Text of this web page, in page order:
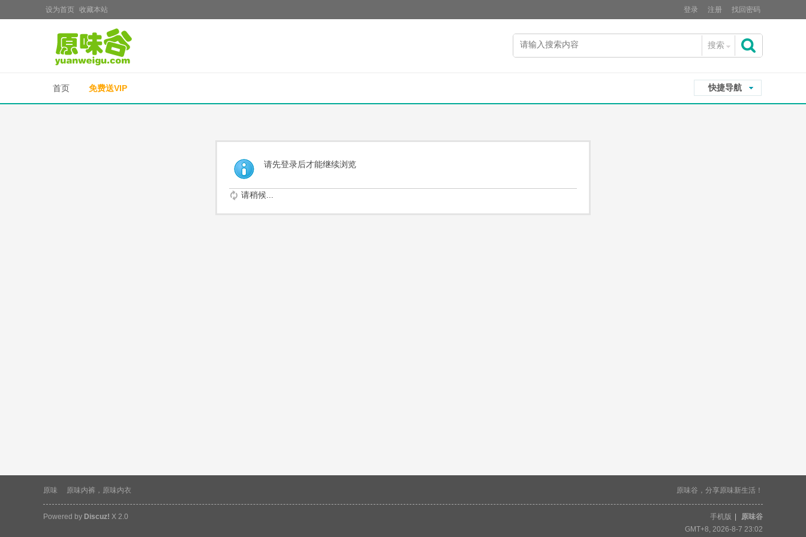
设为首页 收藏本站 登录 注册 找回密码
搜索
快捷导航
首页 免费送VIP
请先登录后才能继续浏览
请稍候...
原味 原味内裤，原味内衣 原味谷，分享原味新生活！
手机版
原味谷
GMT+8, 2026-8-7 23:02
Powered by Discuz! X 2.0